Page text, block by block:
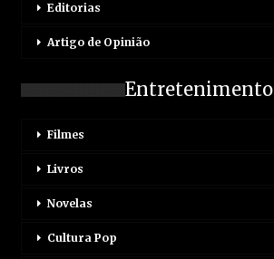
Editorias
Artigo de Opinião
Entretenimento
Filmes
Livros
Novelas
Cultura Pop